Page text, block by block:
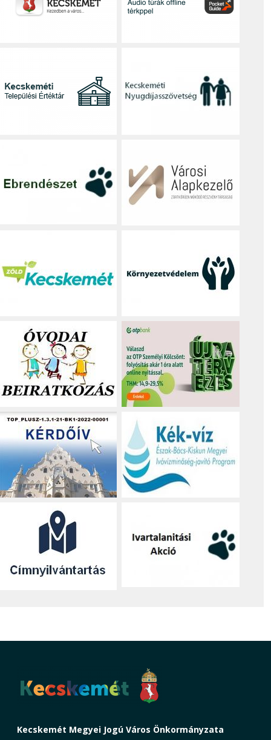
Kecskemét Megyei Jogú Város Önkormányzata